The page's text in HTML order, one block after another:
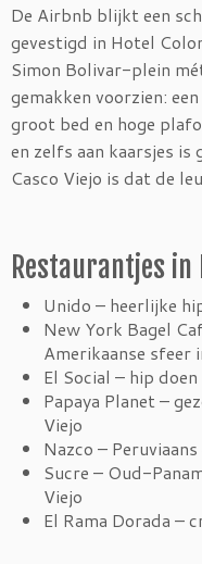
De Airbnb blijkt een
gevestigd in Hotel
Simon Bolivar-plein
gemakken voorzien:
groot bed en hoge
en zelfs aan kaarsjes is
Casco Viejo is dat de
Restaurantjes in
Unido – heerlijke
New York Bagel
Amerikaanse sfeer
El Social – hip
Papaya Planet –
Viejo
Nazco –
Sucre – Oud-
Viejo
El Rama Dorada –